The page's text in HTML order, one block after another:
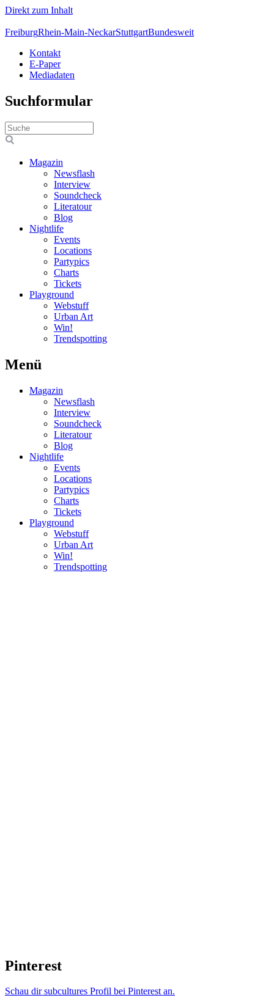
Direkt zum Inhalt
FreiburgRhein-Main-NeckarStuttgartBundesweit
Kontakt
E-Paper
Mediadaten
Suchformular
Magazin
Newsflash
Interview
Soundcheck
Literatour
Blog
Nightlife
Events
Locations
Partypics
Charts
Tickets
Playground
Webstuff
Urban Art
Win!
Trendspotting
Menü
Magazin
Newsflash
Interview
Soundcheck
Literatour
Blog
Nightlife
Events
Locations
Partypics
Charts
Tickets
Playground
Webstuff
Urban Art
Win!
Trendspotting
Pinterest
Schau dir subcultures Profil bei Pinterest an.